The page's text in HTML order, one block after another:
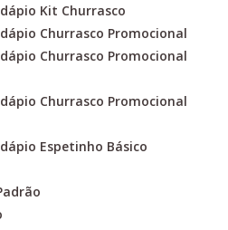
Kit Churrasco
Churrasco Promocional
Churrasco Promocional
Churrasco Promocional
Espetinho Básico